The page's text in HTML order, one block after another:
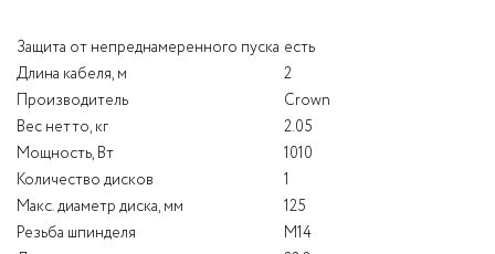
Защита от непреднамеренного пуска есть
Длина кабеля, м
2
Производитель
Crown
Вес нетто, кг
2.05
Мощность, Вт
1010
Количество дисков
1
Макс. диаметр диска, мм
125
Резьба шпинделя
M14